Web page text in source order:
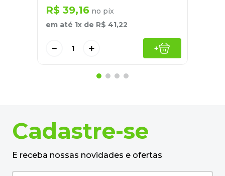
R$ 39,16 no pix
em até 1x de R$ 41,22
＋
－ +
Amigold - UN